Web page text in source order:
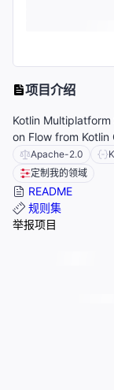
项目介绍
Kotlin
on Flow from Kotlin
Apache-2.0
定制我的领域
README
规则集
举报项目